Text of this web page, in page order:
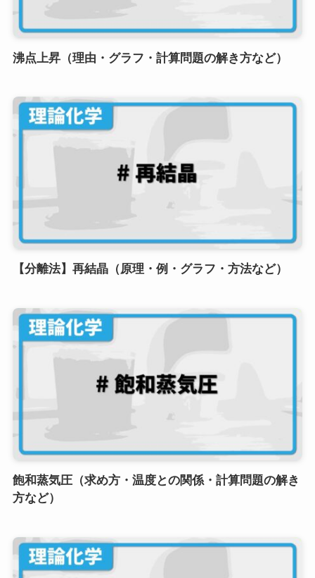
沸点上昇（理由・グラフ・計算問題の解き方など）
【分離法】再結晶（原理・例・グラフ・方法など）
飽和蒸気圧（求め方・温度との関係・計算問題の解き
方など）